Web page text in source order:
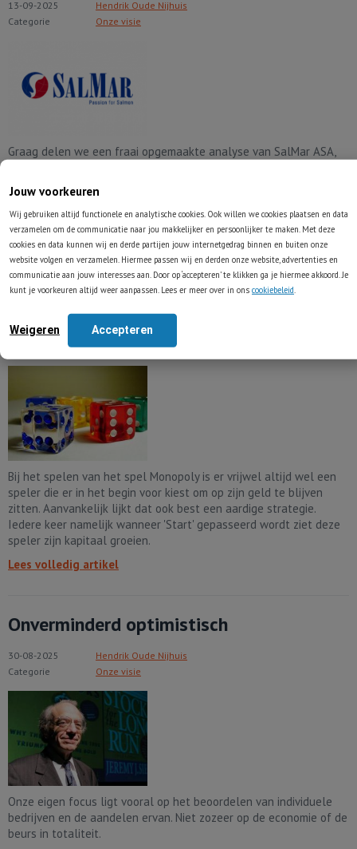
Jouw voorkeuren
Wij gebruiken altijd functionele en analytische cookies. Ook willen we cookies plaatsen en data
verzamelen om de communicatie naar jou makkelijker en persoonlijker te maken. Met deze
cookies en data kunnen wij en derde partijen jouw internetgedrag binnen en buiten onze
website volgen en verzamelen. Hiermee passen wij en derden onze website, advertenties en
communicatie aan jouw interesses aan. Door op ‘accepteren’ te klikken ga je hiermee akkoord. Je
kunt je voorkeuren altijd weer aanpassen. Lees er meer over in ons cookiebeleid
Weigeren Accepteren
13-09-2025
Hendrik Oude Nijhuis
Categorie
Onze visie
Graag delen we een fraai opgemaakte analyse van SalMar ASA,
voor Effect, het beleggersblad van de Vereniging van
Effectenbezitters*, en is te downloaden via deze link (PDF-
bestand).
Lees volledig artikel
Monopoly als levensles
06-09-2025
Hendrik Oude Nijhuis
Onze visie
Bij het spelen van het spel Monopoly is er vrijwel altijd wel een
speler die er in het begin voor kiest om op zijn geld te blijven
zitten. Aanvankelijk lijkt dat ook best een aardige strategie.
Iedere keer namelijk wanneer 'Start' gepasseerd wordt ziet deze
speler zijn kapitaal groeien.
Lees volledig artikel
Onverminderd optimistisch
30-08-2025
Hendrik Oude Nijhuis
Categorie
Onze visie
Onze eigen focus ligt vooral op het beoordelen van individuele
bedrijven en de aandelen ervan. Niet zozeer op de economie of de
beurs in totaliteit.